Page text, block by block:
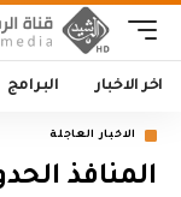
اخر الاخبار البرامج
الاخبار العاجلة
المنافذ